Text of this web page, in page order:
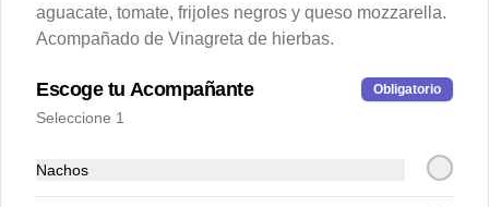
Cubitos de atún en salsa vietnamita
$43.000
aguacate, tomate, frijoles negros y queso mozzarella.
Acompañado de Vinagreta de hierbas.
Escoge tu Acompañante Obligatorio
Seleccione 1
Nachos